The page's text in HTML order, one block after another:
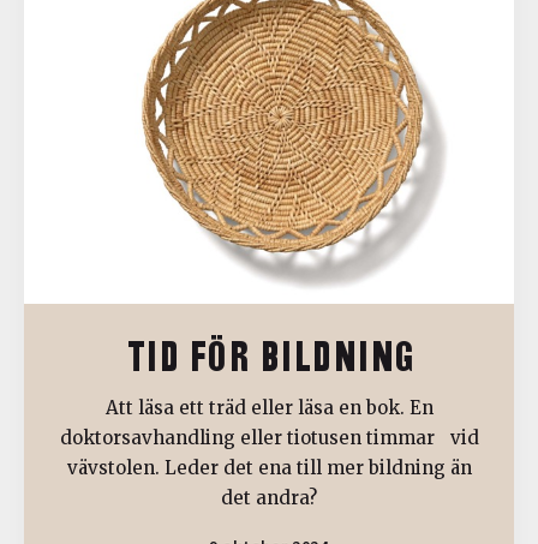
TID FÖR BILDNING
Att läsa ett träd eller läsa en bok. En
doktorsavhandling eller tiotusen timmar vid
vävstolen. Leder det ena till mer bildning än
det andra?